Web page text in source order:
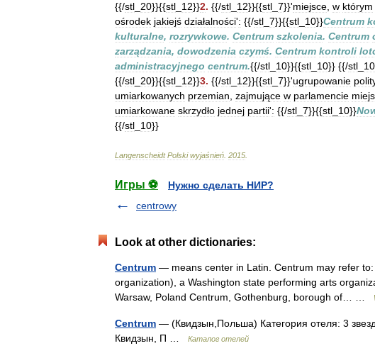
{{/stl 20}}{{stl 12}}2. {{/stl 12}}{{stl 7}}'miejsce w którym
ośrodek jakiejś działalności': {{/stl 7}}{{stl 10}}Centrum
kulturalne, rozrywkowe. Centrum szkolenia. Centrum
zarządzania, dowodzenia czymś. Centrum kontroli
administracyjnego centrum.{{/stl 10}}{{stl 10}} {{/stl 10
{{/stl 20}}{{stl 12}}3. {{/stl 12}}{{stl 7}}'ugrupowanie
umiarkowanych przemian zajmujące w parlamencie
umiarkowane skrzydło jednej partii': {{/stl 7}}{{stl 10}}
{{/stl 10}}
Langenscheidt Polski wyjaśnień 2015
Игры ⚽
Нужно сделать НИР?
centrowy
Look at other dictionaries:
Centrum — means center in Latin. Centrum may refer
organization), a Washington state performing arts
Warsaw, Poland Centrum, Gothenburg, borough of… …
Centrum — (Квидзын,Польша) Категория отеля: 3
Квидзын, П …
Каталог отелей